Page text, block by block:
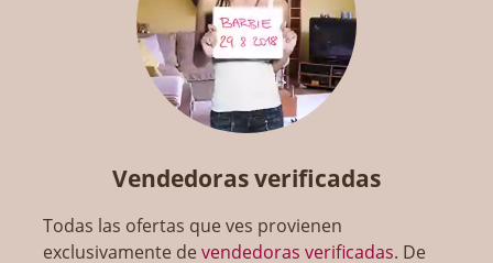
Vendedoras verificadas
Todas las ofertas que ves provienen
exclusivamente devendedoras verificadas. De